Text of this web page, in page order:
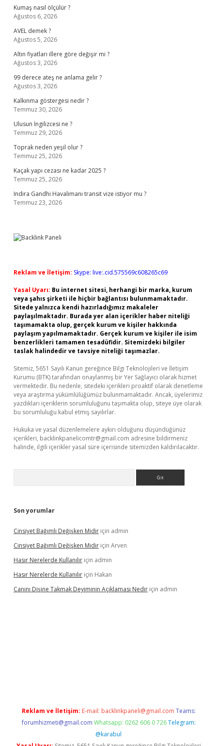
Kumaş nasıl ölçülür ?
Ağustos 6, 2026
AVEL demek ?
Ağustos 5, 2026
Altın fiyatları illere göre değişir mi ?
Ağustos 3, 2026
99 derece ateş ne anlama gelir ?
Ağustos 3, 2026
Kalkınma göstergesi nedir ?
Temmuz 30, 2026
Ulusun İngilizcesi ne ?
Temmuz 29, 2026
Toprak neden yeşil olur ?
Temmuz 25, 2026
Kaçak yapı cezası ne kadar 2025 ?
Temmuz 25, 2026
Indira Gandhi Havalimanı transit vize istiyor mu ?
Temmuz 23, 2026
Reklam ve İletişim: Skype: live:.cid.575569c608265c69
Yasal Uyarı: Bu internet sitesi, herhangi bir marka, kurum
veya şahıs şirketi ile hiçbir bağlantısı bulunmamaktadır.
Sitede yalnızca kendi hazırladığımız makaleler
paylaşılmaktadır. Burada yer alan içerikler haber niteliği
taşımamakta olup, gerçek kurum ve kişiler hakkında
paylaşım yapılmamaktadır. Gerçek kurum ve kişiler ile isim
benzerlikleri tamamen tesadüfidir. Sitemizdeki bilgiler
taslak halindedir ve tavsiye niteliği taşımazlar.
Sitemiz, 5651 Sayılı Kanun gereğince Bilgi Teknolojileri ve İletişim
Kurumu (BTK) tarafından onaylanmış bir Yer Sağlayıcı olarak hizmet
vermektedir. Bu nedenle, sitedeki içerikleri proaktif olarak denetleme
veya araştırma yükümlülüğümüz bulunmamaktadır. Ancak, üyelerimiz
yazdıkları içeriklerin sorumluluğunu taşımakta olup, siteye üye olarak
bu sorumluluğu kabul etmiş sayılırlar.
Hukuka ve yasal düzenlemelere aykırı olduğunu düşündüğünüz
içerikleri, backlinkpanelicomtr@gmail.com adresine bildirmeniz
halinde, ilgili içerikler yasal süre içerisinde sitemizden kaldırılacaktır.
Son yorumlar
Cinsiyet Bağımlı Değişken Midir için admin
Cinsiyet Bağımlı Değişken Midir için Arven
Hasır Nerelerde Kullanılır için admin
Hasır Nerelerde Kullanılır için Hakan
Canını Dişine Takmak Deyiminin Açıklaması Nedir için admin
Reklam ve İletişim: E-mail: backlinkpaneli@gmail.com Teams:
forumhizmeti@gmail.com Whatsapp: 0262 606 0 726 Telegram:
@karabul